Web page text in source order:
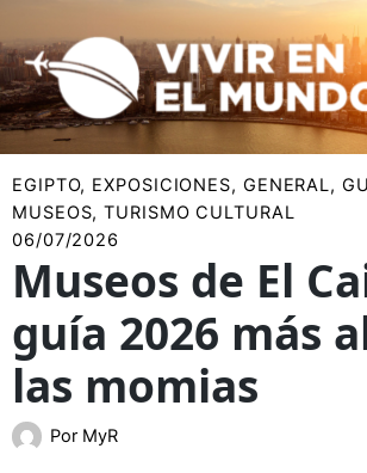
al
contenido
EGIPTO, EXPOSICIONES, GENERAL,
MUSEOS,TURISMO CULTURAL
06/07/2026
Museos de El
guía 2026 más
las momias
Por MyR